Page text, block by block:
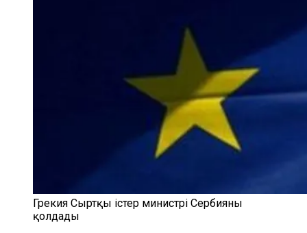
Грекия Сыртқы істер министрі Сербияны
қолдады